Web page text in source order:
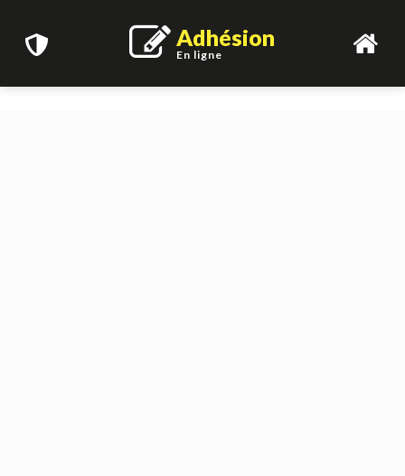
Adhésion
En ligne